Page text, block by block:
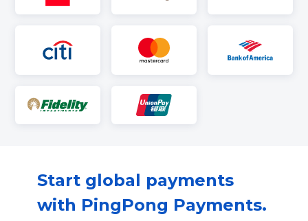
Start global payments
with PingPong Payments.